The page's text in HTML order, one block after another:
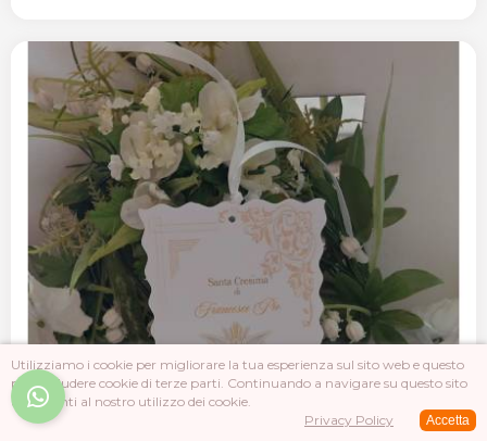
Utilizziamo i cookie per migliorare la tua esperienza sul sito web e questo
può includere cookie di terze parti. Continuando a navigare su questo sito
acconsenti al nostro utilizzo dei cookie.
Privacy Policy
Accetta